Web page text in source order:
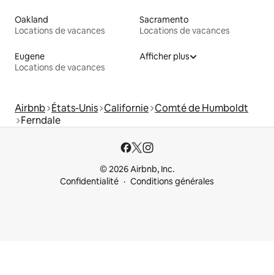
Oakland
Locations de vacances
Sacramento
Locations de vacances
Eugene
Locations de vacances
Afficher plus
Airbnb États-Unis Californie Comté de Humboldt
Ferndale
© 2026 Airbnb, Inc.
Confidentialité
Conditions générales